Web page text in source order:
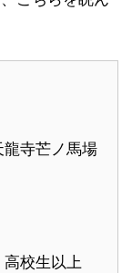
龍寺芒ノ馬場
高校生以上